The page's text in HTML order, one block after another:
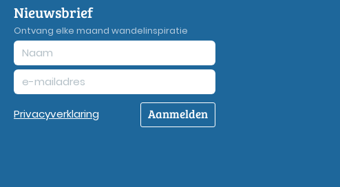
Nieuwsbrief
Ontvang elke maand wandelinspiratie
Privacyverklaring Aanmelden